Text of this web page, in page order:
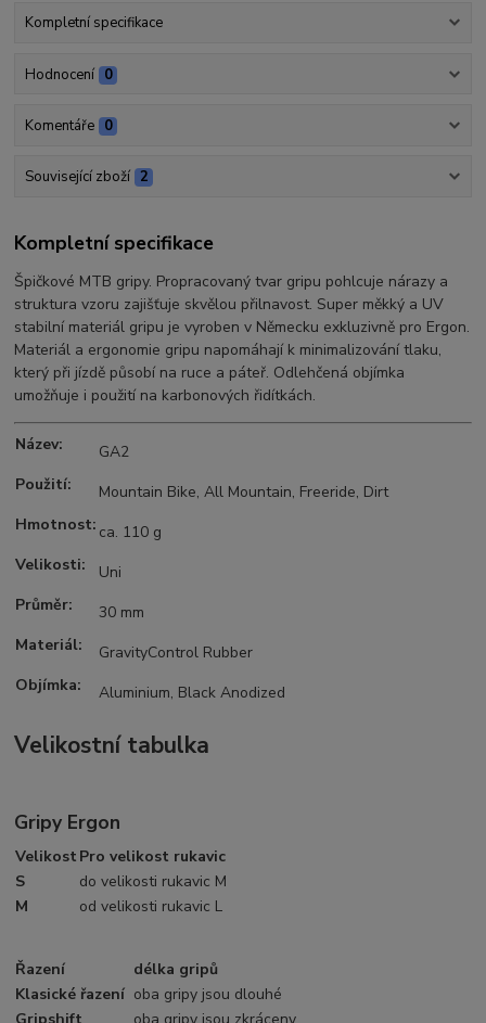
Kompletní specifikace
Hodnocení 0
Komentáře 0
Související zboží 2
Kompletní specifikace
Špičkové MTB gripy. Propracovaný tvar gripu pohlcuje nárazy a
struktura vzoru zajišťuje skvělou přilnavost. Super měkký a UV
stabilní materiál gripu je vyroben v Německu exkluzivně pro Ergon.
Materiál a ergonomie gripu napomáhají k minimalizování tlaku,
který při jízdě působí na ruce a páteř. Odlehčená objímka
umožňuje i použití na karbonových řidítkách.
Název:
GA2
Použití:
Mountain Bike, All Mountain, Freeride, Dirt
Hmotnost: ca. 110 g
Velikosti:
Uni
Průměr:
30 mm
Materiál:
GravityControl Rubber
Objímka:
Aluminium, Black Anodized
Velikostní tabulka
Gripy Ergon
Velikost Pro velikost rukavic
S
do velikosti rukavic M
M
od velikosti rukavic L
Řazení
délka gripů
Klasické řazení oba gripy jsou dlouhé